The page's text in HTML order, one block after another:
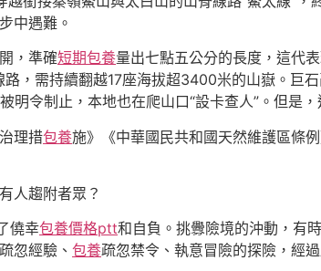
中遇難。
，準確短期包養量出七點五公分的長度，這代
，需持續翻越17座海拔超3400米的山嶽。巨
被明令制止，本地也在爬山口“設卡查人”。但是
理措包養施》《中華國民共和國天然維護區條
人趨附者眾？
僥幸包養價格ptt和自負。挑釁險境的沖動，有
忽經驗、 包養疏忽禁令、執意冒險的探險，經